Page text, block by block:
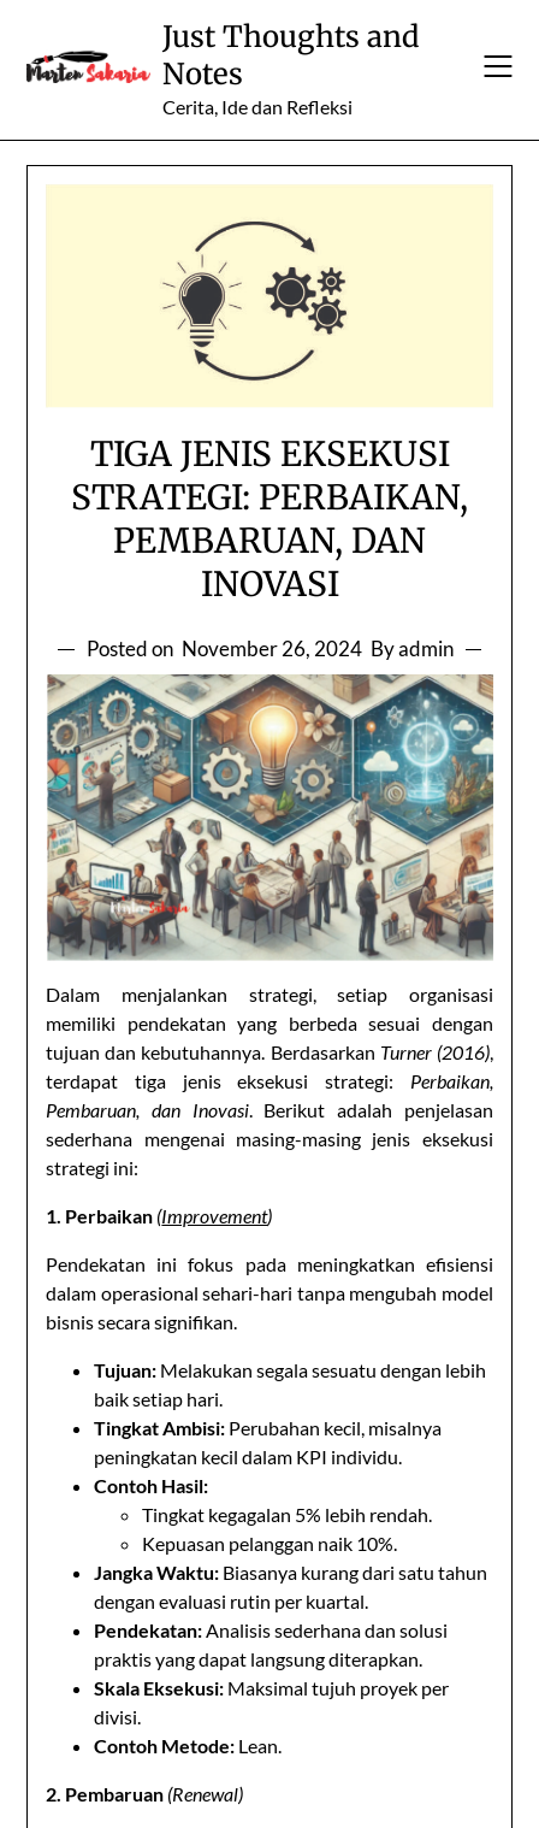
content
Just Thoughts and
Notes
Cerita, Ide dan Refleksi
TIGA JENIS EKSEKUSI
STRATEGI: PERBAIKAN,
PEMBARUAN, DAN
INOVASI
Posted on November 26, 2024 By admin
Dalam menjalankan strategi, setiap organisasi
memiliki pendekatan yang berbeda sesuai dengan
tujuan dan kebutuhannya. Berdasarkan Turner (2016),
terdapat tiga jenis eksekusi strategi: Perbaikan,
Pembaruan, dan Inovasi. Berikut adalah penjelasan
sederhana mengenai masing-masing jenis eksekusi
strategi ini:
1. Perbaikan (Improvement)
Pendekatan ini fokus pada meningkatkan efisiensi
dalam operasional sehari-hari tanpa mengubah model
bisnis secara signifikan.
Tujuan: Melakukan segala sesuatu dengan lebih
baik setiap hari.
Tingkat Ambisi: Perubahan kecil, misalnya
peningkatan kecil dalam KPI individu.
Contoh Hasil:
Tingkat kegagalan 5% lebih rendah.
Kepuasan pelanggan naik 10%.
Jangka Waktu: Biasanya kurang dari satu tahun
dengan evaluasi rutin per kuartal.
Pendekatan:Analisis sederhana dan solusi
praktis yang dapat langsung diterapkan.
Skala Eksekusi: Maksimal tujuh proyek per
divisi.
Contoh Metode: Lean.
2. Pembaruan (Renewal)